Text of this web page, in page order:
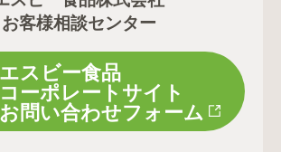
お客様相談センター
エスビー食品
コーポレートサイト
お問い合わせフォーム